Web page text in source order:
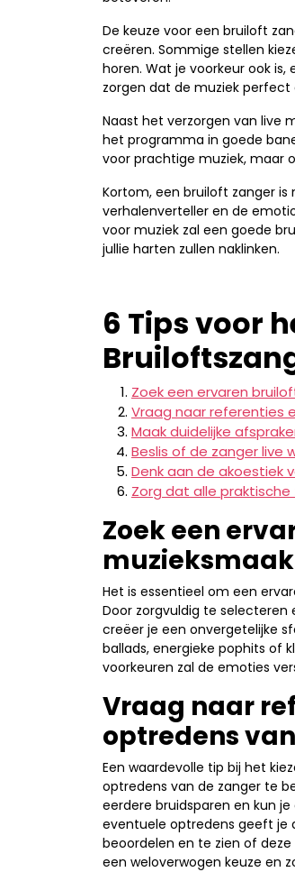
De keuze voor een bruiloft
creëren. Sommige stellen
horen. Wat je voorkeur ook
zorgen dat de muziek perfect
Naast het verzorgen van live
het programma in goede
voor prachtige muziek, maar
Kortom, een bruiloft zanger is
verhalenverteller en de
voor muziek zal een goede
jullie harten zullen naklinken.
6 Tips voor
Zoek een ervaren
Vraag naar referenties
Maak duidelijke
Beslis of de zanger live
Denk aan de akoestiek
Zorg dat alle praktische
Zoek een
Het is essentieel om een
Door zorgvuldig te selecteren
creëer je een onvergetelijke
ballads, energieke pophits of
voorkeuren zal de emoties
Vraag naar
optredens
Een waardevolle tip bij het
optredens van de zanger te
eerdere bruidsparen en kun
eventuele optredens geeft je
beoordelen en te zien of
een weloverwogen keuze en